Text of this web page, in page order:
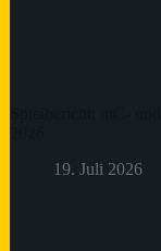
19. Juli 2026